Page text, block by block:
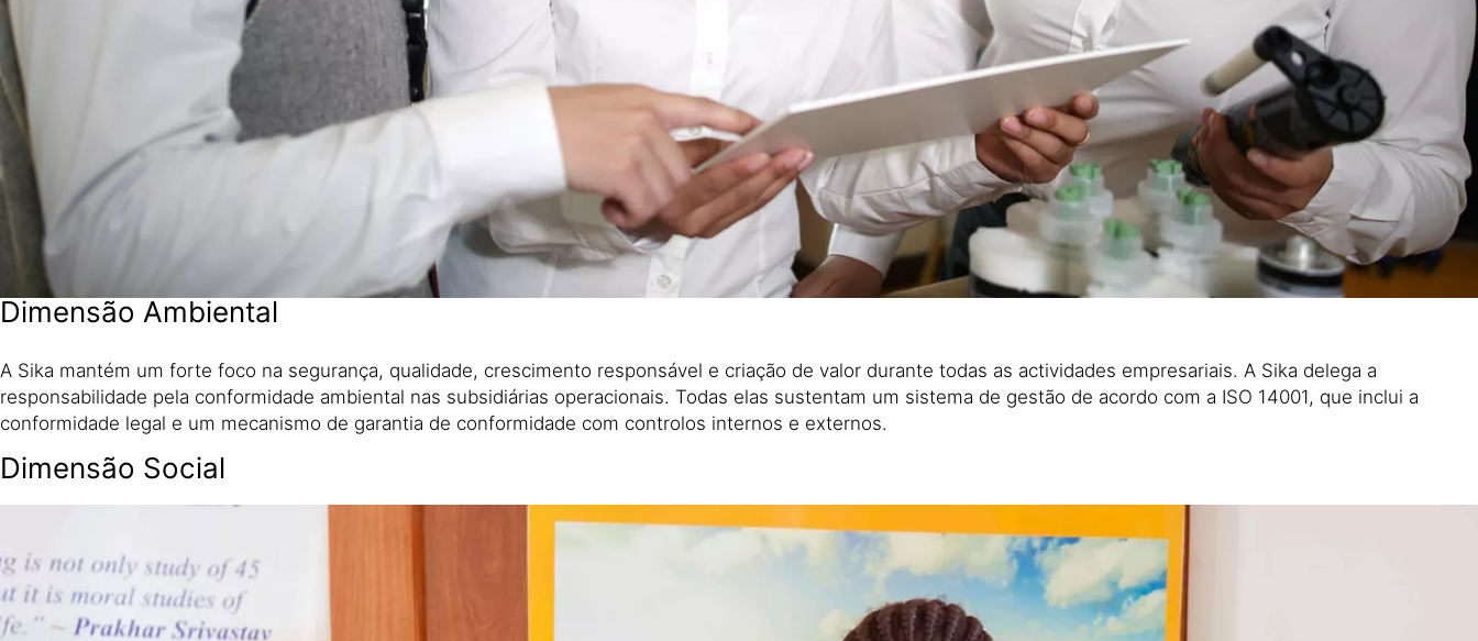
Dimensão Ambiental
A Sika mantém um forte foco na segurança, qualidade, crescimento responsável e criação de valor durante todas as actividades empresariais. A Sika delega a
responsabilidade pela conformidade ambiental nas subsidiárias operacionais. Todas elas sustentam um sistema de gestão de acordo com a ISO 14001, que inclui a
conformidade legal e um mecanismo de garantia de conformidade com controlos internos e externos.
Dimensão Social